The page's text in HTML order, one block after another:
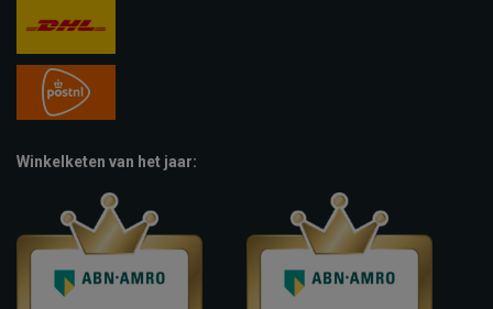
Winkelketen van het jaar: